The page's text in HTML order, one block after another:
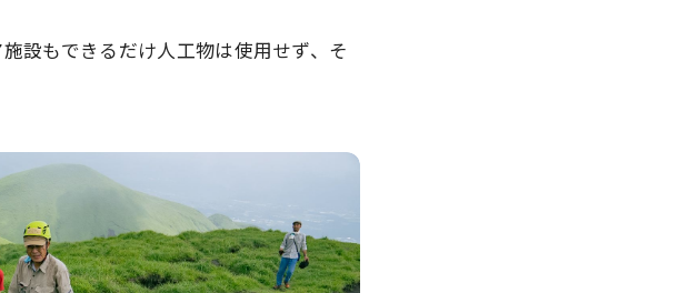
設もできるだけ人工物は使用せず、そ